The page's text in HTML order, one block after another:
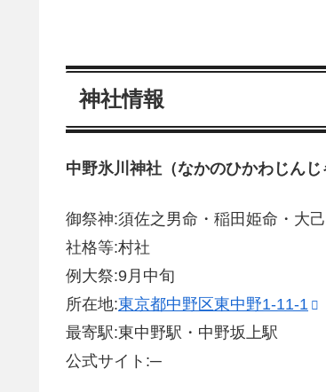
神社情報
中野氷川神社（なかのひかわじんじ
御祭神:須佐之男命・稲田姫命・大
社格等:村社
例大祭:9月中旬
所在地:東京都中野区東中野1-11-1
最寄駅:東中野駅・中野坂上駅
公式サイト:─